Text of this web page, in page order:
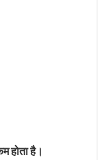
होता है।